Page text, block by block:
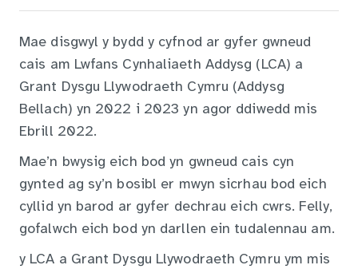
Mae disgwyl y bydd y cyfnod ar gyfer gwneud
cais am Lwfans Cynhaliaeth Addysg (LCA) a
Grant Dysgu Llywodraeth Cymru (Addysg
Bellach) yn 2022 i 2023 yn agor ddiwedd mis
Ebrill 2022.
Mae’n bwysig eich bod yn gwneud cais cyn
gynted ag sy’n bosibl er mwyn sicrhau bod eich
cyllid yn barod ar gyfer dechrau eich cwrs. Felly,
gofalwch eich bod yn darllen ein tudalennau am.
y LCA a Grant Dysgu Llywodraeth Cymru ym mis